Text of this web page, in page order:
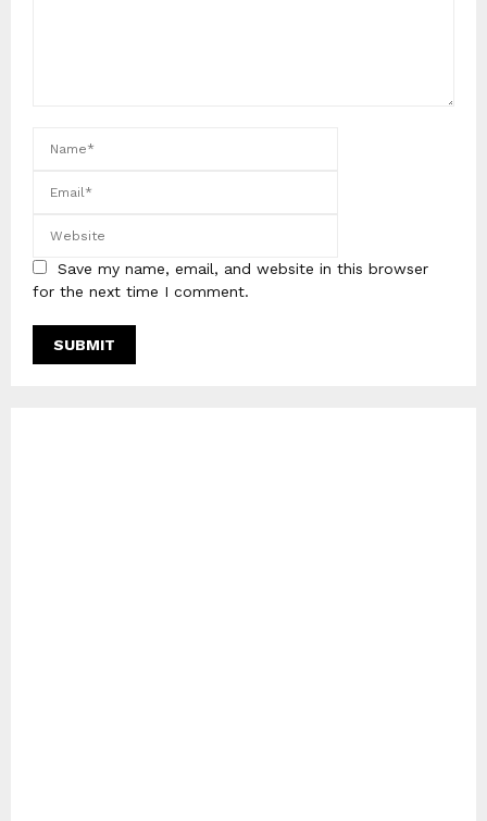
Save my name, email, and website in this browser
for the next time I comment.